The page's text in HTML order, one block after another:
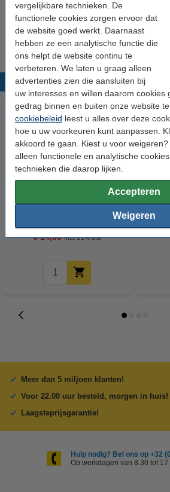
vergelijkbare technieken. De
functionele cookies zorgen ervoor dat
de website goed werkt. Daarnaast
hebben ze een analytische functie die
ons helpt de website continu te
verbeteren. We laten u graag alleen
advertenties zien die aansluiten bij
uw interesses en willen daarom cookies
gedrag binnen en buiten onze website
cookiebeleid leest u alles over deze
hoe u uw voorkeuren kunt aanpassen.
akkoord te gaan. Kiest u voor
alleen functionele en analytische
technieken die daarop lijken.
Accepteren
Weigeren
123inkt cursusblok A4 gelijnd
vellen
€ 2,95
Populaire producten
123accu Xtreme Power MN1500
€ 14,95 Incl. 21% btw
Meer dan 5 miljoen klanten!
Voor 22.00 uur besteld, morgen in huis!
Laagsteprijsgarantie!
Hulp nodig? Bel ons op +32
Op werkdagen van 8.30 tot 17